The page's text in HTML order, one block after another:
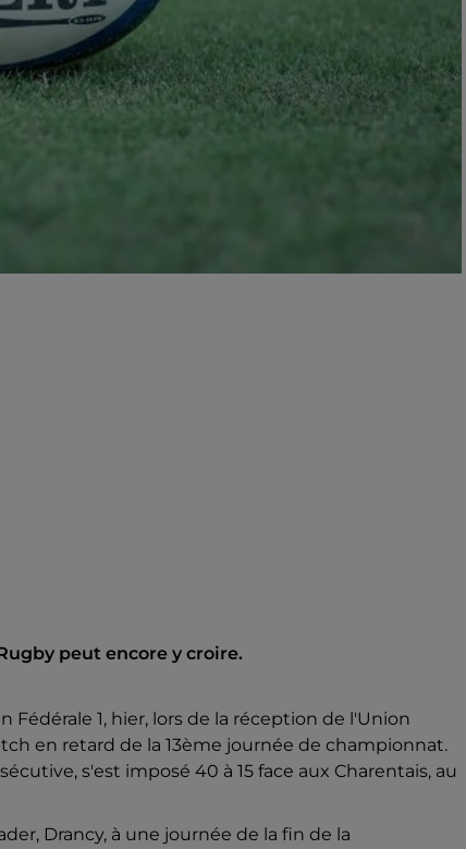
peut encore y croire.
1, hier, lors de la réception de l'Union
en retard de la 13ème journée de championnat.
s'est imposé 40 à 15 face aux Charentais, au
Drancy, à une journée de la fin de la